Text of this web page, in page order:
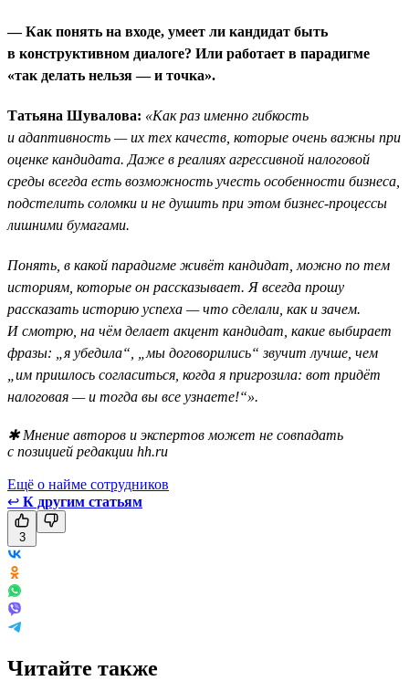
— Как понять на входе, умеет ли кандидат быть
в конструктивном диалоге? Или работает в парадигме
«так делать нельзя — и точка».
Татьяна Шувалова: «Как раз именно гибкость
и адаптивность — их тех качеств, которые очень важны при
оценке кандидата. Даже в реалиях агрессивной налоговой
среды всегда есть возможность учесть особенности бизнеса,
подстелить соломки и не душить при этом бизнес-процессы
лишними бумагами.
Понять, в какой парадигме живёт кандидат, можно по тем
историям, которые он рассказывает. Я всегда прошу
рассказать историю успеха — что сделали, как и зачем.
И смотрю, на чём делает акцент кандидат, какие выбирает
фразы: „я убедила“, „мы договорились“ звучит лучше, чем
„им пришлось согласиться, когда я пригрозила: вот придёт
налоговая — и тогда вы все узнаете!“».
✱ Мнение авторов и экспертов может не совпадать
с позицией редакции hh.ru
Ещё о найме сотрудников
↩ К другим статьям
3
Читайте также